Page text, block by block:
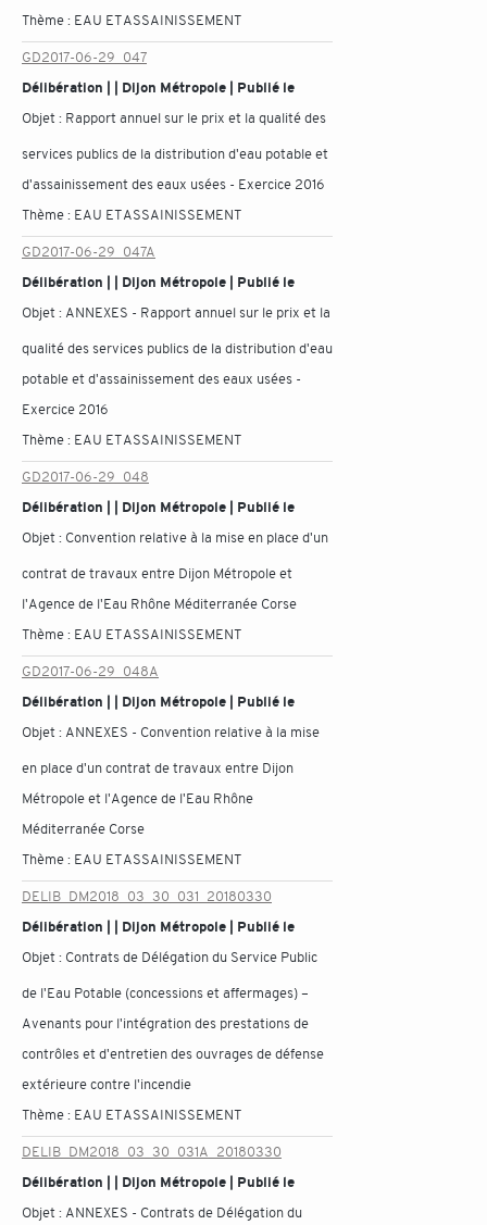
Thème : EAU ET ASSAINISSEMENT
GD2017-06-29_047
Délibération | | Dijon Métropole | Publié le
Objet : Rapport annuel sur le prix et la qualité des
services publics de la distribution d'eau potable et
d'assainissement des eaux usées - Exercice 2016
Thème : EAU ET ASSAINISSEMENT
GD2017-06-29_047A
Délibération | | Dijon Métropole | Publié le
Objet : ANNEXES - Rapport annuel sur le prix et la
qualité des services publics de la distribution d'eau
potable et d'assainissement des eaux usées -
Exercice 2016
Thème : EAU ET ASSAINISSEMENT
GD2017-06-29_048
Délibération | | Dijon Métropole | Publié le
Objet : Convention relative à la mise en place d'un
contrat de travaux entre Dijon Métropole et
l'Agence de l'Eau Rhône Méditerranée Corse
Thème : EAU ET ASSAINISSEMENT
GD2017-06-29_048A
Délibération | | Dijon Métropole | Publié le
Objet : ANNEXES - Convention relative à la mise
en place d'un contrat de travaux entre Dijon
Métropole et l'Agence de l'Eau Rhône
Méditerranée Corse
Thème : EAU ET ASSAINISSEMENT
DELIB_DM2018_03_30_031_20180330
Délibération | | Dijon Métropole | Publié le
Objet : Contrats de Délégation du Service Public
de l'Eau Potable (concessions et affermages) –
Avenants pour l'intégration des prestations de
contrôles et d'entretien des ouvrages de défense
extérieure contre l'incendie
Thème : EAU ET ASSAINISSEMENT
DELIB_DM2018_03_30_031A_20180330
Délibération | | Dijon Métropole | Publié le
Objet : ANNEXES - Contrats de Délégation du